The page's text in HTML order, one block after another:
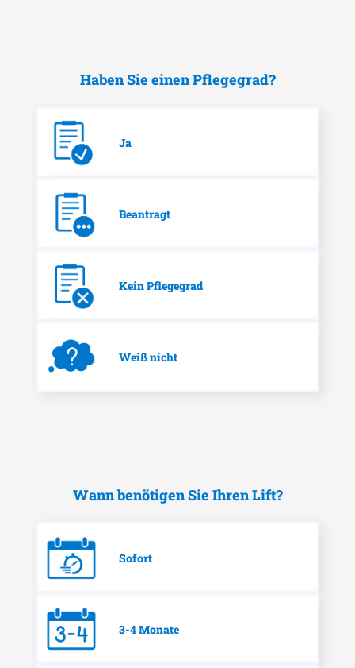
Haben Sie einen Pflegegrad?
Ja
Beantragt
Kein Pflegegrad
Weiß nicht
Wann benötigen Sie Ihren Lift?
Sofort
3-4 Monate